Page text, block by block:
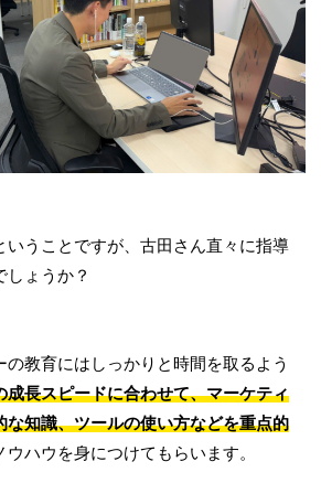
いうことですが、古田さん直々に指導
しょうか？
の教育にはしっかりと時間を取るよう
成長スピードに合わせて、マーケティ
な知識、ツールの使い方などを重点的
ウハウを身につけてもらいます。